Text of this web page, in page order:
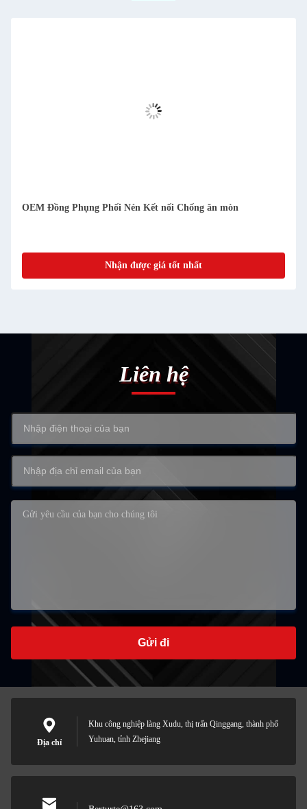
OEM Đồng Phụng Phối Nén Kết nối Chống ăn mòn
Nhận được giá tốt nhất
Liên hệ
Gửi đi
Địa chỉ
Khu công nghiệp làng Xudu, thị trấn Qinggang, thành phố
Yuhuan, tỉnh Zhejiang